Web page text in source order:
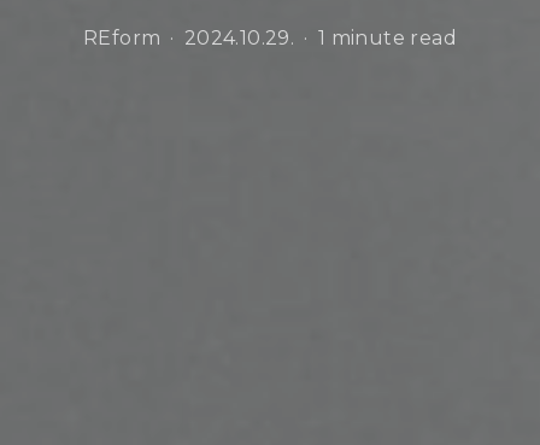
REform 2024.10.29. 1 minute read